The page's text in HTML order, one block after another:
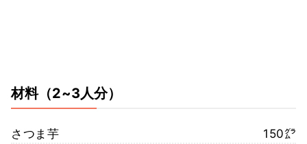
材料（2~3人分）
さつま芋
150㌘